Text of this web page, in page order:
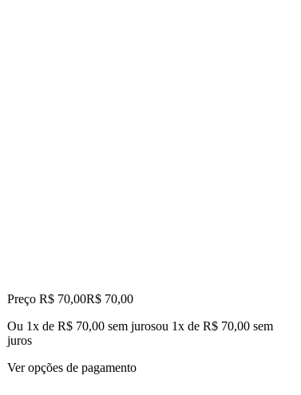
Preço R$ 70,00R$ 70,00
Ou 1x de R$ 70,00 sem jurosou 1x de R$ 70,00 sem
juros
Ver opções de pagamento